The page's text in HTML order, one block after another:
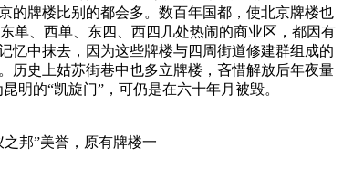
的牌楼比别的都会多。数百年国都，使北京牌楼也
单、西单、东四、西四几处热闹的商业区，都因有
忆中抹去，因为这些牌楼与四周街道修建群组成的
历史上姑苏街巷中也多立牌楼，吝惜解放后年夜量
明的“凯旋门”，可仍是在六十年月被毁。
邦”美誉，原有牌楼一